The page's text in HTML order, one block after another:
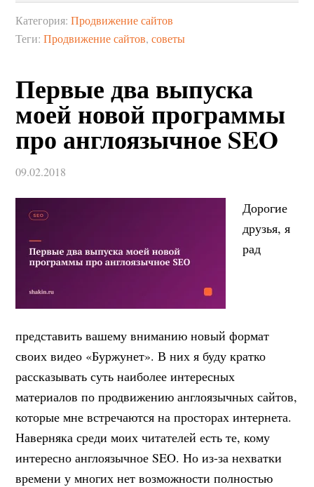
Категория:Продвижение сайтов
Теги:Продвижение сайтов,советы
Первые два выпуска
моей новой программы
про англоязычное SEO
09.02.2018
Дорогие
друзья, я
рад
представить вашему вниманию новый формат
своих видео «Буржунет». В них я буду кратко
рассказывать суть наиболее интересных
материалов по продвижению англоязычных сайтов,
которые мне встречаются на просторах интернета.
Наверняка среди моих читателей есть те, кому
интересно англоязычное SEO. Но из-за нехватки
времени у многих нет возможности полностью